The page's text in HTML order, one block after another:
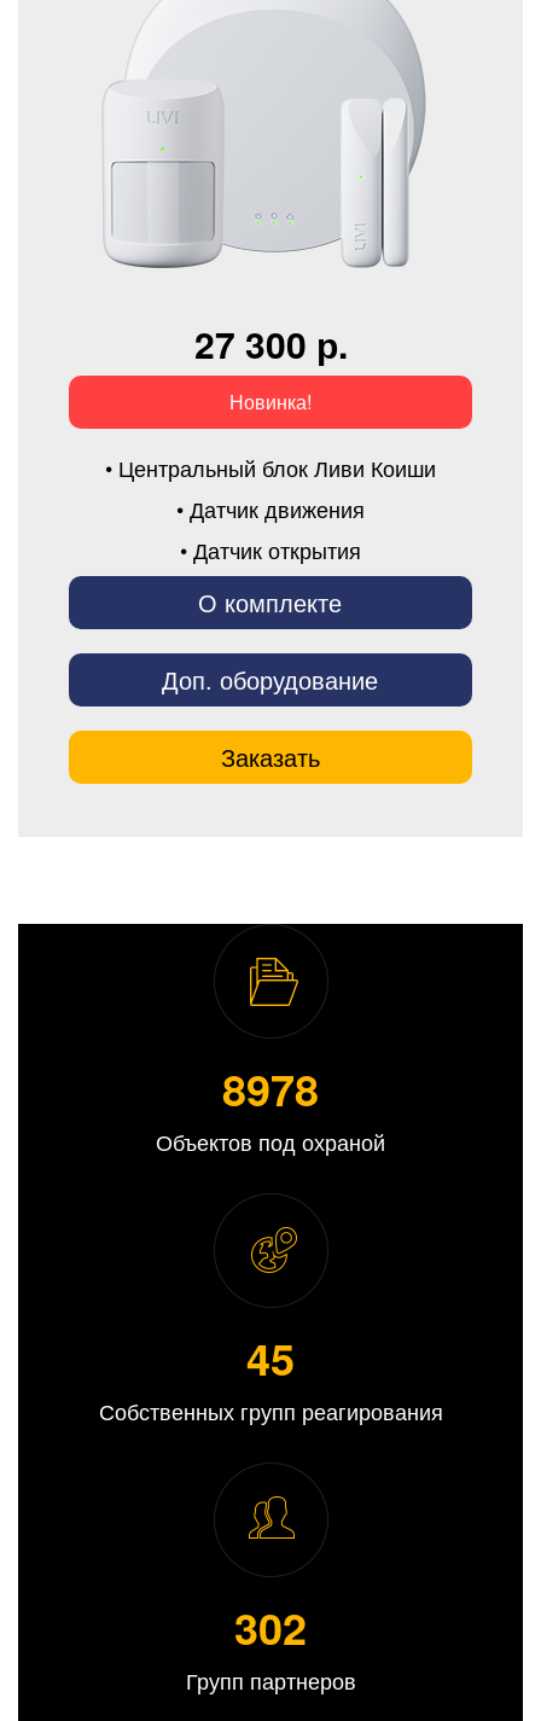
27 300 р.
Новинка!
• Центральный блок Ливи Коиши
• Датчик движения
• Датчик открытия
О комплекте
Доп. оборудование
Заказать
8989
Объектов под охраной
45
Собственных групп реагирования
309
Групп партнеров